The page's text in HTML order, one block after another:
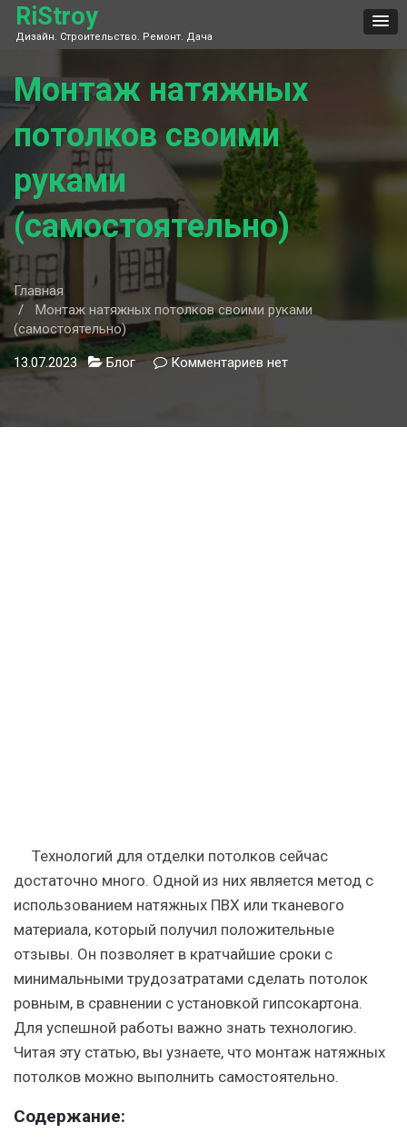
Skip
content
RiStroy
Дизайн. Строительство. Ремонт. Дача
Монтаж натяжных
потолков своими
руками
(самостоятельно)
Главная
Монтаж натяжных потолков своими руками
(самостоятельно)
13.07.2023 Блог Комментариев кнет
Технологий для отделки потолков сейчас
достаточно много. Одной из них является метод с
использованием натяжных ПВХ или тканевого
материала, который получил положительные
отзывы. Он позволяет в кратчайшие сроки с
минимальными трудозатратами сделать потолок
ровным, в сравнении с установкой гипсокартона.
Для успешной работы важно знать технологию.
Читая эту статью, вы узнаете, что монтаж натяжных
потолков можно выполнить самостоятельно.
Содержание: